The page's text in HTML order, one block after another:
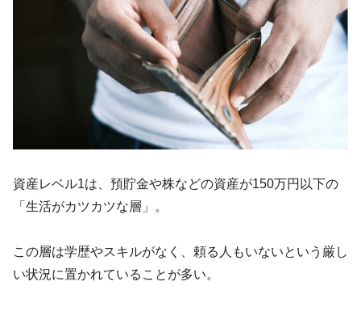
資産レベル1は、預貯金や株などの資産が150万円以下の
「生活がカツカツな層」。
この層は学歴やスキルがなく、頼る人もいないという厳し
い状況に置かれていることが多い。